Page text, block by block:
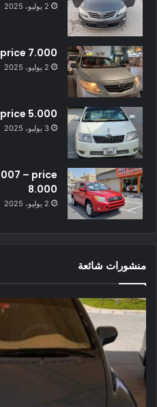
2 يوليو، 2025
7.000
2 يوليو، 2025
5.000
3 يوليو، 2025
– price
8.000
2 يوليو، 2025
منشورات شائعة